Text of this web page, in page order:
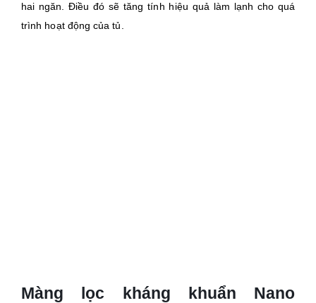
hai ngăn. Điều đó sẽ tăng tính hiệu quả làm lạnh cho quá
trình hoạt động của tủ.
Màng lọc kháng khuẩn Nano